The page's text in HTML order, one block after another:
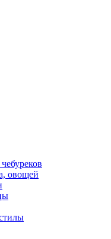
овощей